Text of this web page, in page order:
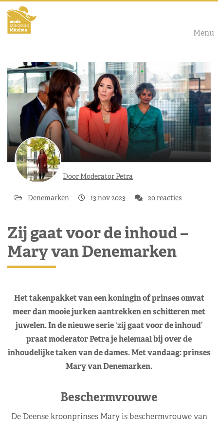
Menu
Door Moderator Petra
Denemarken 13 nov 2023 20 reacties
Zij gaat voor de inhoud –
Mary van Denemarken
Het takenpakket van een koningin of prinses omvat
meer dan mooie jurken aantrekken en schitteren met
juwelen. In de nieuwe serie ‘zij gaat voor de inhoud’
praat moderator Petra je helemaal bij over de
inhoudelijke taken van de dames. Met vandaag: prinses
Mary van Denemarken.
Beschermvrouwe
De Deense kroonprinses Mary is beschermvrouwe van